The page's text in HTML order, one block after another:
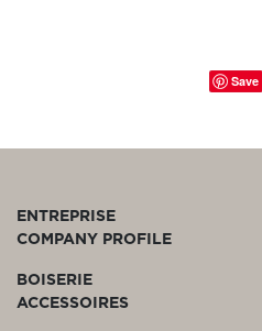
Save
ENTREPRISE
COMPANY PROFILE
BOISERIE
ACCESSOIRES